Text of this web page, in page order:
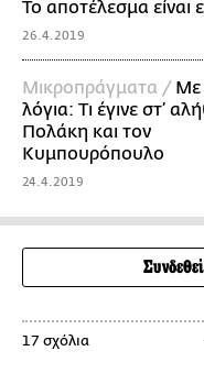
Το αποτέλεσμα είναι
26.4.2019
Mικροπράγματα / Με
λόγια: Τι έγινε στ’
Πολάκη και τον
Κυμπουρόπουλο
24.4.2019
17 σχόλια